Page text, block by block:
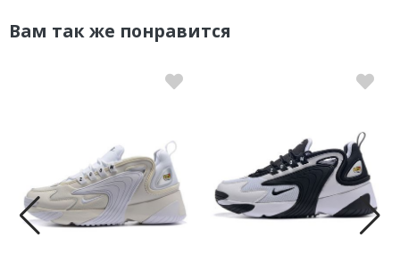
Вам так же понравится